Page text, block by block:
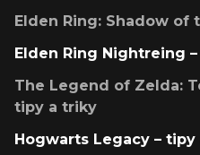
Elden Ring: Shadow of
Elden Ring Nightreing
The Legend of Zelda:
tipy a triky
Hogwarts Legacy –